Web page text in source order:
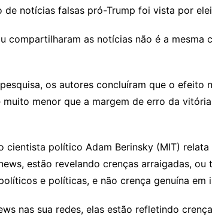
notícias falsas pró-Trump foi vista por
compartilharam as notícias não é a mesma
os autores concluíram que o efeito
menor que a margem de erro da
cientista político Adam Berinsky (MIT)
estão revelando crenças arraigadas, ou
e políticas, e não crença genuína em
nas sua redes, elas estão refletindo